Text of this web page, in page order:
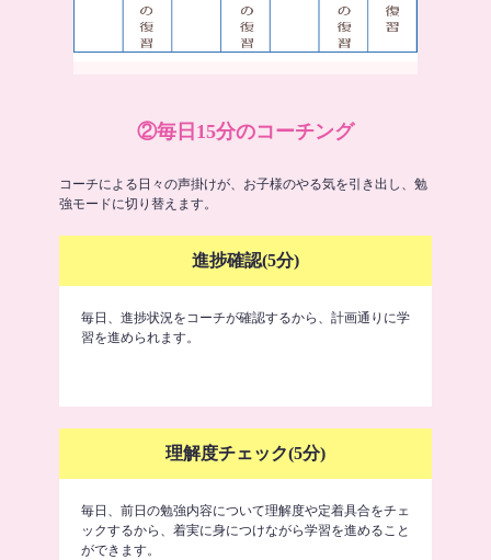
②毎日15分のコーチング
コーチによる日々の声掛けが、お子様のやる気を引き出し、勉
強モードに切り替えます。
進捗確認(5分)
毎日、進捗状況をコーチが確認するから、計画通りに学
習を進められます。
理解度チェック(5分)
毎日、前日の勉強内容について理解度や定着具合をチェ
ックするから、着実に身につけながら学習を進めること
ができます。